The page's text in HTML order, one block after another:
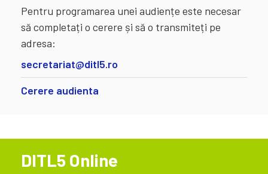
Pentru programarea unei audiențe este necesar
să completați o cerere și să o transmiteți pe
adresa:
secretariat@ditl5.ro
Cerere audienta
DITL5 Online